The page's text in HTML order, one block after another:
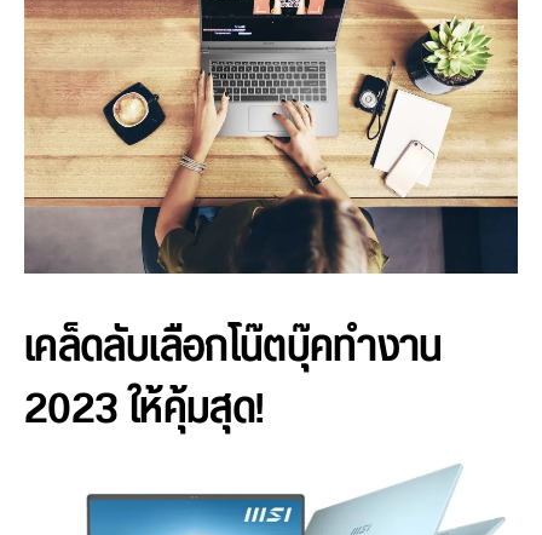
เคล็ดลับเลือกโน๊ตบุ๊คทำงาน
2023 ให้คุ้มสุด!